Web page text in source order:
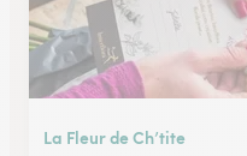
La Fleur de Ch’tite